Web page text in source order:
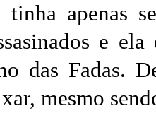
tinha apenas
e
das Fadas.
mesmo